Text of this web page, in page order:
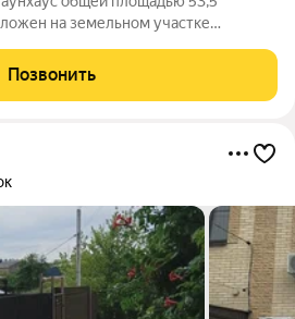
на земельном участке
ведёт бетонная дорога, а рядом
Из окон
Позвонить